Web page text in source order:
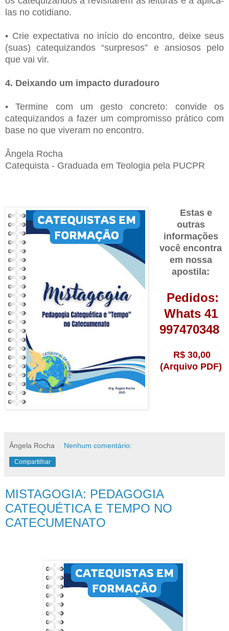
las no cotidiano.
• Crie expectativa no início do encontro, deixe seus
(suas) catequizandos “surpresos” e ansiosos pelo
que vai vir.
4. Deixando um impacto duradouro
• Termine com um gesto concreto: convide os
catequizandos a fazer um compromisso prático com
base no que viveram no encontro.
Ângela Rocha
Catequista - Graduada em Teologia pela PUCPR
Estas e
outras
informações
você encontra
em nossa
apostila:
Pedidos:
Whats 41
997470348
R$ 30,00
(Arquivo PDF)
Ângela Rocha Nenhum comentário:
Compartilhar
MISTAGOGIA: PEDAGOGIA
CATEQUÉTICA E TEMPO NO
CATECUMENATO